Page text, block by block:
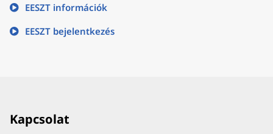
EESZT információk
EESZT bejelentkezés
Kapcsolat